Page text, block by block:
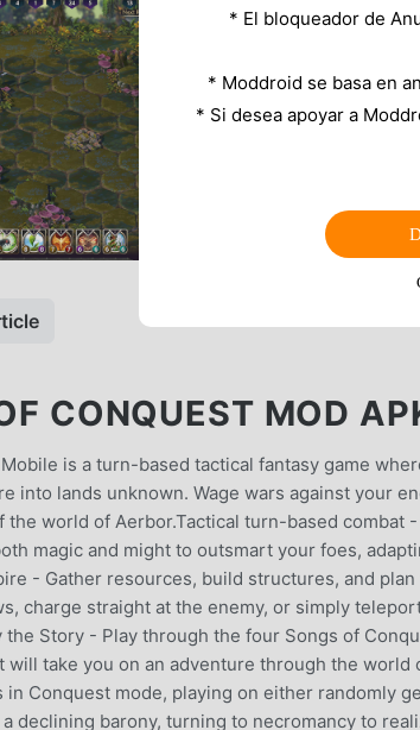
CONQUEST MOD
is a turn-based tactical fantasy game
into lands unknown. Wage wars against your
world of Aerbor.Tactical turn-based combat
magic and might to outsmart your foes,
- Gather resources, build structures, and
charge straight at the enemy, or simply
the Story - Play through the four Songs of
will take you on an adventure through the
Conquest mode, playing on either randomly
declining barony, turning to necromancy to
* El bloqueador de
* Moddroid se basa en
* Si desea apoyar a